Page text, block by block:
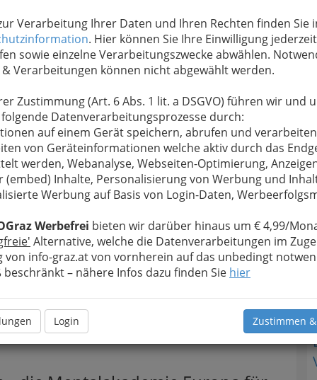
Verarbeitung Ihrer Daten und Ihren Rechten finden Sie
. Hier können Sie Ihre Einwilligung jederzeit
sowie einzelne Verarbeitungszwecke abwählen.
& Verarbeitungen können nicht abgewählt werden.
Zustimmung (Art. 6 Abs. 1 lit. a DSGVO) führen wir und
Datenverarbeitungsprozesse durch:
auf einem Gerät speichern, abrufen und
von Geräteinformationen welche aktiv durch das
werden, Webanalyse, Webseiten-Optimierung,
(embed) Inhalte, Personalisierung von Werbung und
Werbung auf Basis von Login-Daten,
Werbefrei bieten wir darüber hinaus um € 4,99/
Alternative, welche die Datenverarbeitungen im
von info-graz.at von vornherein auf das unbedingt
beschränkt – nähere Infos dazu finden Sie hier
Login Zustimmen
Trainertätigkeit – speziell
und Prokurist der MENTAK Aus- und
GmbH
und Mentalcoach
Sozialberater, systemische Ausbildung, Sport
Kinder Mentaltrainer, Master Mentaltrainer,
Coach u.v.m.
im betriebswirtschaftlichen Bereich
im Management
– speziell Mentaltraining
Motto: "Gut drauf ist kein Zufall", macht es
zu arbeiten. Es macht Freude, wenn das
CoachingPotenziale entdecken lässt und
besser zu meistern ist.